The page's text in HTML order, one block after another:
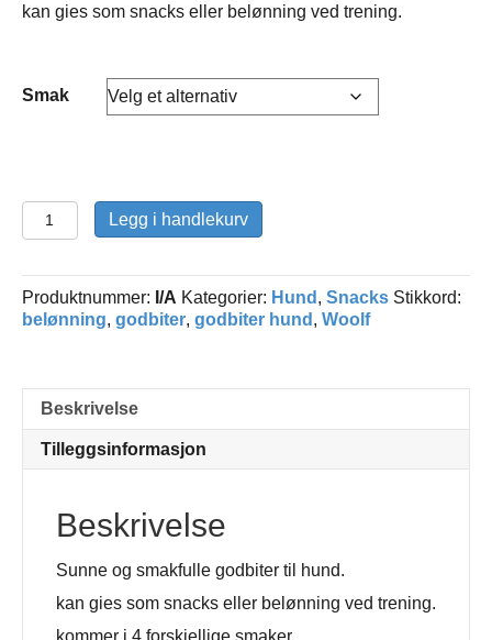
kan gies som snacks eller belønning ved trening.
Smak
Woolf
stripes
antall
Legg i handlekurv
Produktnummer: I/A Kategorier: Hund , Snacks Stikkord:
belønning, godbiter, godbiter hund , Woolf
Beskrivelse
Tilleggsinformasjon
Beskrivelse
Sunne og smakfulle godbiter til hund.
kan gies som snacks eller belønning ved trening.
kommer i 4 forskjellige smaker.